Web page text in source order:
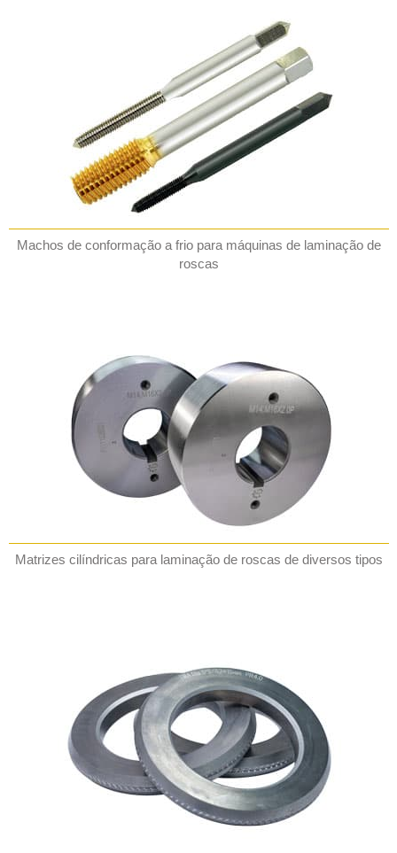
Machos de conformação a frio para máquinas de laminação de
roscas
Matrizes cilíndricas para laminação de roscas de diversos tipos